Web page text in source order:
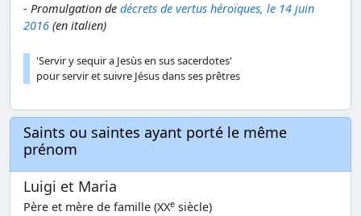
- Promulgation de décrets de vertus héroïques, le 14 juin
2016 (en italien)
'Servir y sequir a Jesùs en sus sacerdotes'
pour servir et suivre Jésus dans ses prêtres
Saints ou saintes ayant porté le même
prénom
Luigi et Maria
Père et mère de famille (XXe siècle)